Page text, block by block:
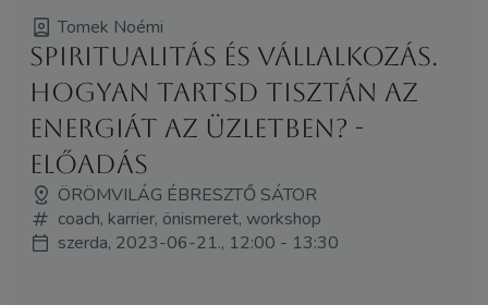
Tomek Noémi
Spiritualitás és vállalkozás.
Hogyan tartsd tisztán az
energiát az üzletben? -
előadás
ÖRÖMVILÁG ÉBRESZTŐ SÁTOR
coach, karrier, önismeret, workshop
szerda, 2023-06-21., 12:00 - 13:30